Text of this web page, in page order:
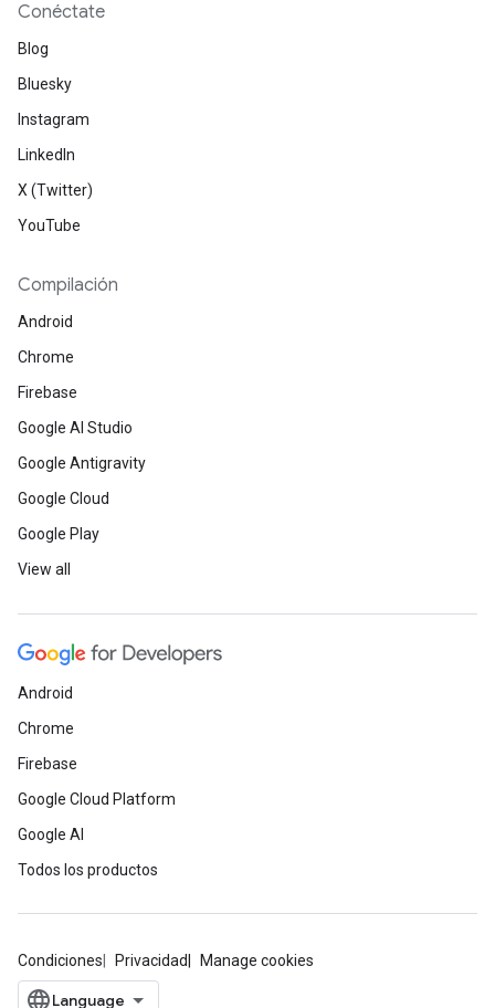
Conéctate
Blog
Bluesky
Instagram
LinkedIn
X (Twitter)
YouTube
Compilación
Android
Chrome
Firebase
Google AI Studio
Google Antigravity
Google Cloud
Google Play
View all
Android
Chrome
Firebase
Google Cloud Platform
Google AI
Todos los productos
Condiciones Privacidad Manage cookies